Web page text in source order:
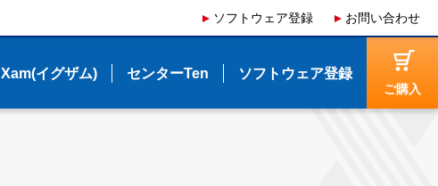
ソフトウェア登録 お問い合わせ
Xam(イグザム) センターTen ソフトウェア登録
ご購入
ソフトウェア登録 お問い合わせ
Xam(イグザム) センターTen ソフトウェア登録
ご購入